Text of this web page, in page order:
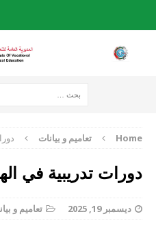
Home تعاميم و بيانات
دورات تدريبية في
ديسمبر 19, 2025 تعاميم و